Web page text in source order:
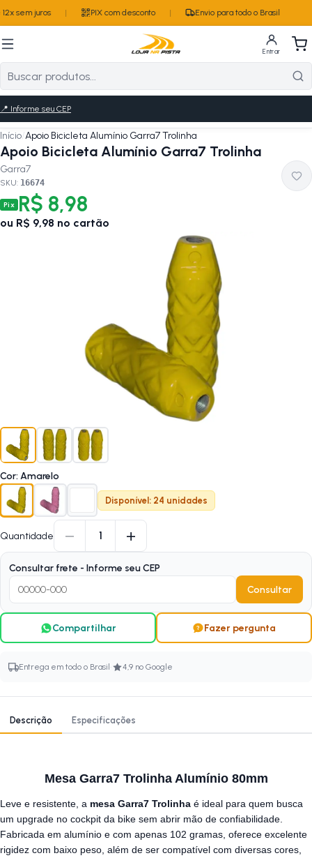
sem juros PIX com desconto Envio para todo o Brasil
Entrar
📍 Informe seu CEP
Início/Apoio Bicicleta Alumínio Garra7 Trolinha
Apoio Bicicleta Alumínio Garra7 Trolinha
Garra7
SKU: 16674
Pix R$ 8,98
ou R$ 9,98 no cartão
Cor: Amarelo
Disponível: 24 unidades
Quantidade − 1 +
Consultar frete - Informe seu CEP
Consultar
Compartilhar Fazer pergunta
Entrega em todo o Brasil · 4,9 no Google
Descrição Especificações
Mesa Garra7 Trolinha Alumínio 80mm
Leve e resistente, a mesa Garra7 Trolinha é ideal para quem busca
um upgrade no cockpit da bike sem abrir mão de confiabilidade.
Fabricada em alumínio e com apenas 102 gramas, oferece excelente
rigidez com baixo peso, além de ser compatível com diversas cores,